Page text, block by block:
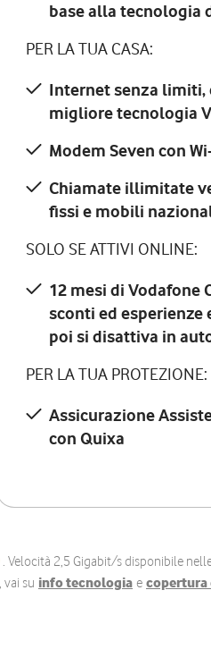
base alla tecnologia
PER LA TUA CASA:
Internet senza limiti,
migliore tecnologia
Modem Seven con
Chiamate illimitate
fissi e mobili
SOLO SE ATTIVI ONLINE:
12 mesi di Vodafone
sconti ed esperienze
poi si disattiva in
PER LA TUA PROTEZIONE:
Assicurazione
con Quixa
. Velocità 2,5 Gigabit/s disponibile
su info tecnologia e copertura